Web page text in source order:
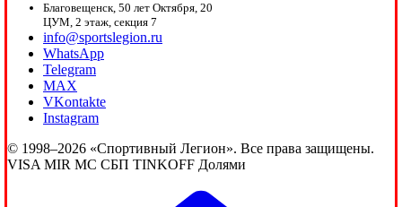
Благовещенск, 50 лет Октября, 20
ЦУМ, 2 этаж, секция 7
info@sportslegion.ru
WhatsApp
Telegram
MAX
VKontakte
Instagram
© 1998–2026 «Спортивный Легион». Все права защищены.
VISA MIR MC СБП TINKOFF Долями